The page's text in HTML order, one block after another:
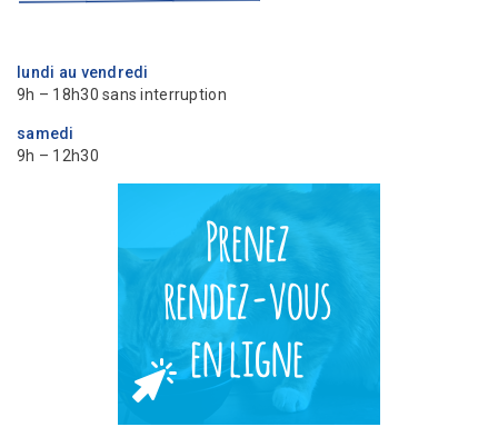
lundi au vendredi
9h – 18h30 sans interruption
samedi
9h – 12h30